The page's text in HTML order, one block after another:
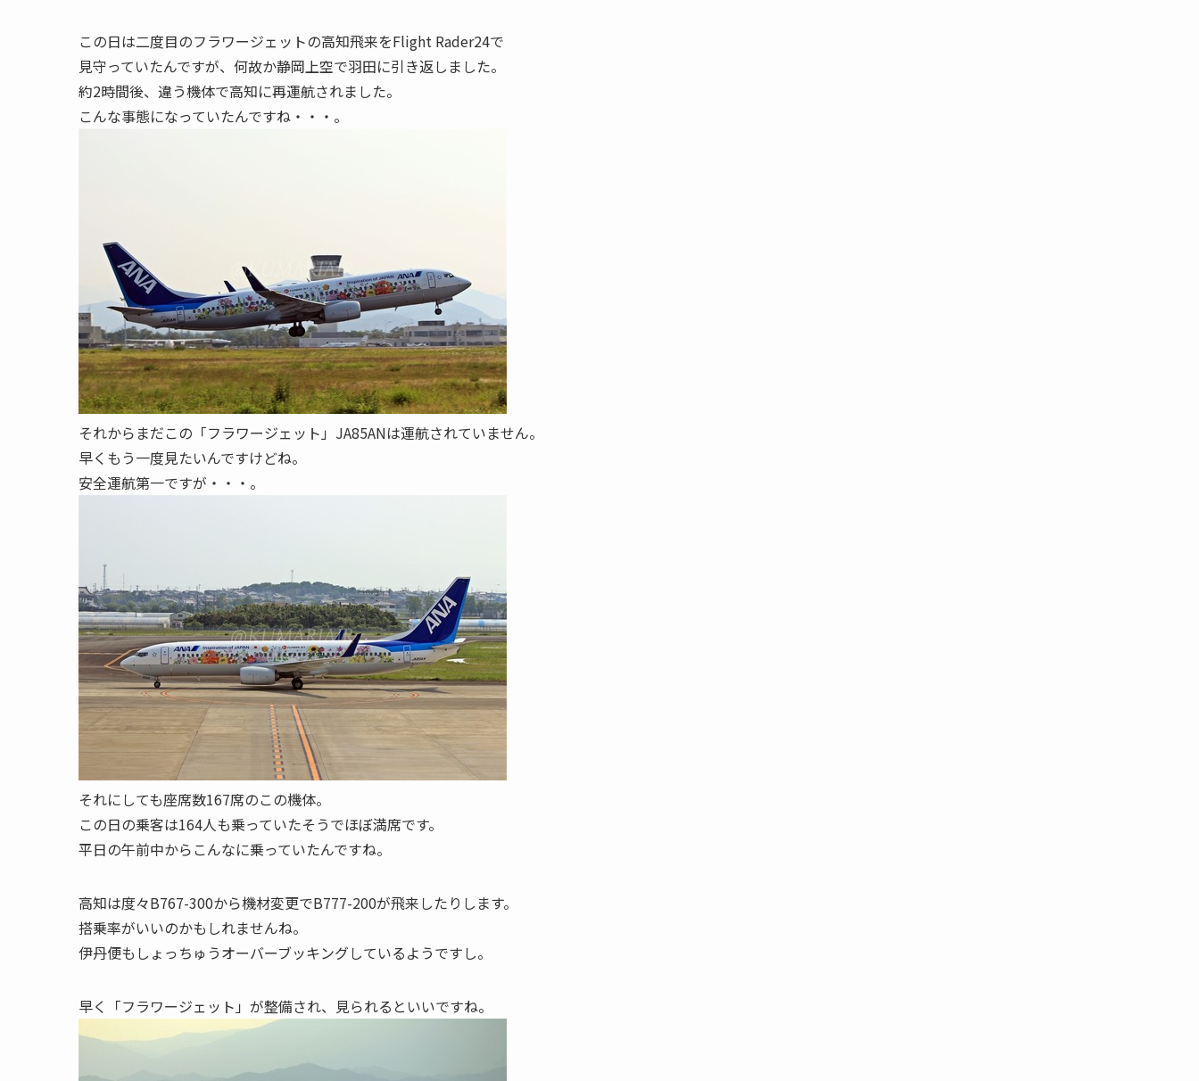
この日は二度目のフラワージェットの高知飛来をFlight Rader24で
見守っていたんですが、何故か静岡上空で羽田に引き返しました。
約2時間後、違う機体で高知に再運航されました。
こんな事態になっていたんですね・・・。
それからまだこの「フラワージェット」JA85ANは運航されていません。
早くもう一度見たいんですけどね。
安全運航第一ですが・・・。
それにしても座席数167席のこの機体。
この日の乗客は164人も乗っていたそうでほぼ満席です。
平日の午前中からこんなに乗っていたんですね。
高知は度々B767-300から機材変更でB777-200が飛来したりします。
搭乗率がいいのかもしれませんね。
伊丹便もしょっちゅうオーバーブッキングしているようですし。
早く「フラワージェット」が整備され、見られるといいですね。